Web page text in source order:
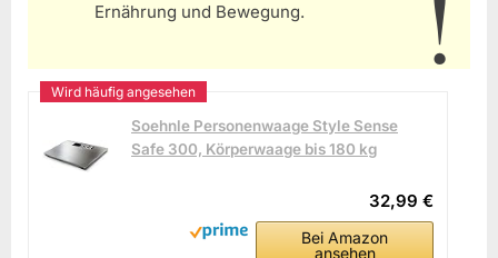
Ernährung und Bewegung.
Soehnle Personenwaage Style Sense
Safe 300, Körperwaage bis 180 kg
32,99 €
Bei Amazon
ansehen